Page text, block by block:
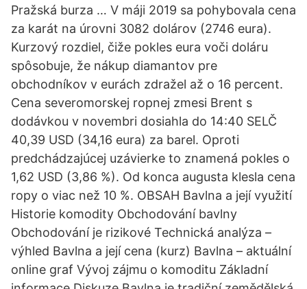
Pražská burza … V máji 2019 sa pohybovala cena
za karát na úrovni 3082 dolárov (2746 eura).
Kurzový rozdiel, čiže pokles eura voči doláru
spôsobuje, že nákup diamantov pre
obchodníkov v eurách zdražel až o 16 percent.
Cena severomorskej ropnej zmesi Brent s
dodávkou v novembri dosiahla do 14:40 SELČ
40,39 USD (34,16 eura) za barel. Oproti
predchádzajúcej uzávierke to znamená pokles o
1,62 USD (3,86 %). Od konca augusta klesla cena
ropy o viac než 10 %. OBSAH Bavlna a její využití
Historie komodity Obchodování bavlny
Obchodování je rizikové Technická analýza –
výhled Bavlna a její cena (kurz) Bavlna – aktuální
online graf Vývoj zájmu o komoditu Základní